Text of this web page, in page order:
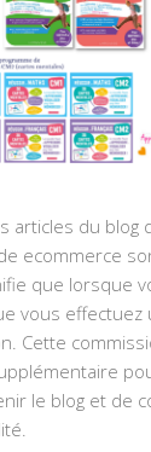
articles du blog
ecommerce
que lorsque
vous effectuez
Cette
le blog et de